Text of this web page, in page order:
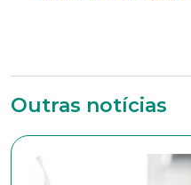
Outras notícias